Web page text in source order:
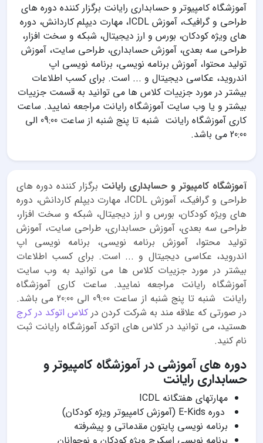
آموزشگاه کامپیوتر و حسابداری رایانت برگزار کننده دوره های
طراحی و گرافیک، آموزش ICDL، مهارت دیپلم کاردانش، دوره
های ویژه کودکان، بورس و ارز دیجیتال، شبکه و سخت افزار،
طراحی سه بعدی، آموزش حسابداری، طراحی سایت، آموزش
تولید محتوا، آموزش برنامه نویسی، برنامه نویسی اپ
اندروید، عکاسی دیجیتال و ... است. برای کسب اطلاعات
بیشتر در مورد جزییات کلاس ها می توانید به قسمت جزییات
بیشتر و یا وب سایت آموزشگاه رایانت مراجعه نمایید. ساعت
کاری آموزشگاه رایانت شنبه تا پنج شنبه از ساعت 09:00 الی
20:00 می باشد.
آموزشگاه کامپیوتر و حسابداری رایانت برگزار کننده دوره های
طراحی و گرافیک، آموزش ICDL، مهارت دیپلم کاردانش، دوره
های ویژه کودکان، بورس و ارز دیجیتال، شبکه و سخت افزار،
طراحی سه بعدی، آموزش حسابداری، طراحی سایت، آموزش
تولید محتوا، آموزش برنامه نویسی، برنامه نویسی اپ
اندروید، عکاسی دیجیتال و ... است. برای کسب اطلاعات
بیشتر در مورد جزییات کلاس ها می توانید به وب سایت
آموزشگاه رایانت مراجعه نمایید. ساعت کاری آموزشگاه
رایانت شنبه تا پنج شنبه از ساعت 09:00 الی 20:00 می باشد.
در صورتی که علاقه مند به شرکت کردن در کلاس اتوکد در کرج
هستید، می توانید در کلاس های اتوکد آموزشگاه رایانت ثبت
نام کنید.
دوره های آموزشی در آموزشگاه کامپیوتر و
حسابداری رایانت
مهارتهای هفتگانه ICDL
دوره E-Kids (آموزش کامپیوتر ویژه کودکان)
برنامه نویسی پایتون مقدماتی و پیشرفته